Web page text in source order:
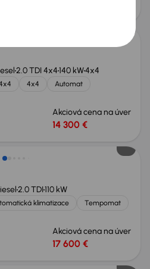
2.0 TDI 4x4140 kW4x4
4x4
Automat
Akciová cena na úver
14 300 €
2.0 TDI110 kW
klimatizace
Tempomat
Akciová cena na úver
17 600 €